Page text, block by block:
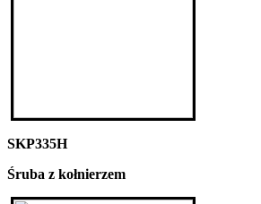
SKP335H
Śruba z kołnierzem